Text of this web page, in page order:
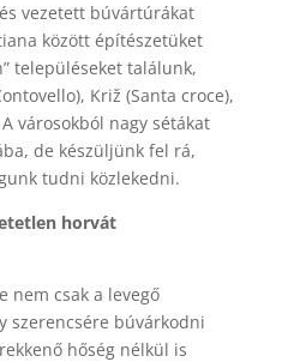
vezetett búvártúrákat
között építészetüket
településeket találunk,
Križ (Santa croce),
városokból nagy sétákat
de készüljünk fel rá,
tudni közlekedni.
horvát
nem csak a levegő
szerencsére búvárkodni
hőség nélkül is